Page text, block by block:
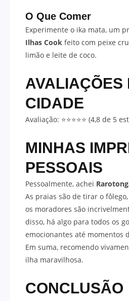
O Que Comer
Experimente o ika mata, um
Ilhas Cook feito com peixe
limão e leite de coco.
AVALIAÇÕES
CIDADE
Avaliação: ⭐⭐⭐⭐⭐ (4,8 de 5
MINHAS
PESSOAIS
Pessoalmente, achei
As praias são de tirar o
os moradores são
disso, há algo para todos os
emocionantes até momentos
Em suma, recomendo
ilha maravilhosa.
CONCLUSÃO